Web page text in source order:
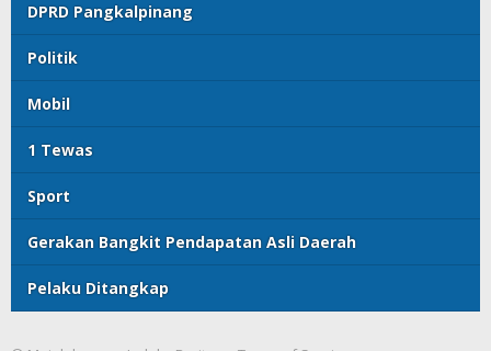
DPRD Pangkalpinang
Politik
Mobil
1 Tewas
Sport
Gerakan Bangkit Pendapatan Asli Daerah
Pelaku Ditangkap